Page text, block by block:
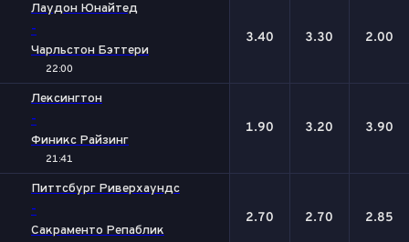
Лаудон Юнайтед
-
Чарльстон Бэттери
22:00
3.40 3.30 2.00
Лексингтон
-
Финикс Райзинг
21:41
1.90 3.20 3.90
Питтсбург Риверхаундс
-
Сакраменто Репаблик
2.70 2.70 2.85